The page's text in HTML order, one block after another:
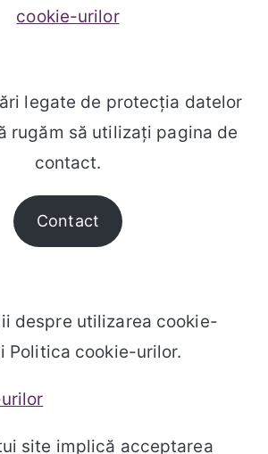
cookie-urilor
legate de protecția datelor
rugăm să utilizați pagina de
contact.
Contact
despre utilizarea cookie-
Politica cookie-urilor.
site implică acceptarea